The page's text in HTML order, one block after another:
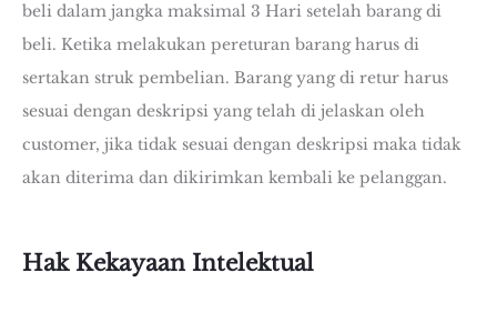
beli dalam jangka maksimal 3 Hari setelah barang di
beli. Ketika melakukan pereturan barang harus di
sertakan struk pembelian. Barang yang di retur harus
sesuai dengan deskripsi yang telah di jelaskan oleh
customer, jika tidak sesuai dengan deskripsi maka tidak
akan diterima dan dikirimkan kembali ke pelanggan.
Hak Kekayaan Intelektual